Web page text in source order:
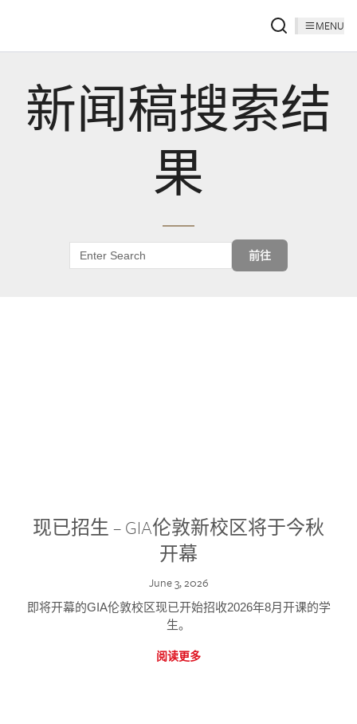
MENU
新闻稿搜索结
果
前往
现已招生 – GIA伦敦新校区将于今秋
开幕
June 3, 2026
即将开幕的GIA伦敦校区现已开始招收2026年8月开课的学
生。
阅读更多